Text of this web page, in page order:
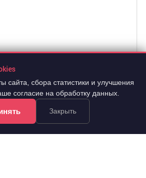
сайта, сбора статистики и улучшения
согласие на обработку данных.
Закрыть